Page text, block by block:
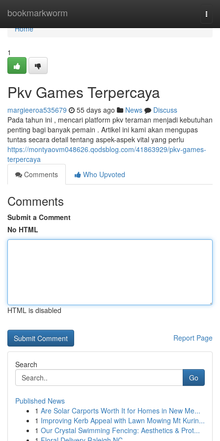
bookmarkworm
Home
Home
1
Pkv Games Terpercaya
margieeroa535679 55 days ago News
Discuss
Pada tahun ini , mencari platform pkv teraman menjadi kebutuhan
penting bagi banyak pemain . Artikel ini kami akan mengupas
tuntas secara detail tentang aspek-aspek vital yang perlu
https://montyaovm048626.qodsblog.com/41863929/pkv-games-
terpercaya
Comments
Who Upvoted
Comments
Submit a Comment
No HTML
HTML is disabled
Report Page
Search
Go
Published News
1 Are Solar Carports Worth It for Homes in New Me...
1 Improving Kerb Appeal with Lawn Mowing Mt Kurin...
1 Our Crystal Swimming Fencing: Aesthetics & Prot...